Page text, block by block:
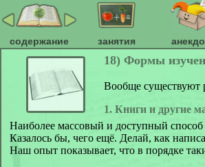
содержание занятия
18) Формы
Вообще существуют
1. Книги и другие
Наиболее массовый и доступный
Казалось бы, чего ещё. Делай, как
Наш опыт показывает, что в порядке